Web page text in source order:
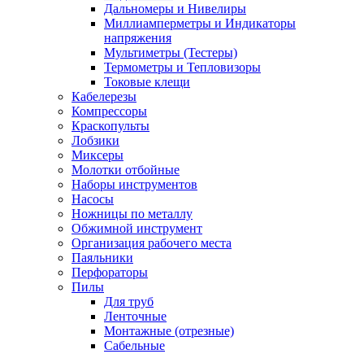
Дальномеры и Нивелиры
Миллиамперметры и Индикаторы
напряжения
Мультиметры (Тестеры)
Термометры и Тепловизоры
Токовые клещи
Кабелерезы
Компрессоры
Краскопульты
Лобзики
Миксеры
Молотки отбойные
Наборы инструментов
Насосы
Ножницы по металлу
Обжимной инструмент
Организация рабочего места
Паяльники
Перфораторы
Пилы
Для труб
Ленточные
Монтажные (отрезные)
Сабельные